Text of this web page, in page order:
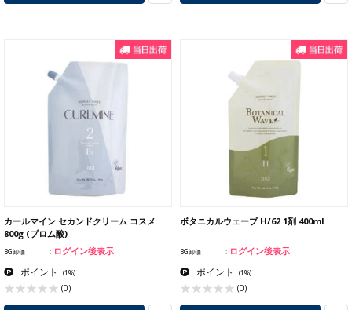
カールマイン セカンドクリーム コスメ
800g (ブロム酸)
BG卸価 ログイン後表示
ポイント :(1%)
(0)
ボタニカルウェーブ H/62 1剤 400ml
BG卸価 ログイン後表示
ポイント :(1%)
(0)